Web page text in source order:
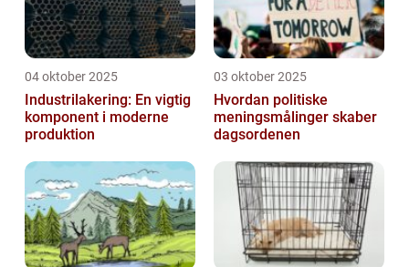
04 oktober 2025
Industrilakering: En vigtig
komponent i moderne
produktion
03 oktober 2025
Hvordan politiske
meningsmålinger skaber
dagsordenen